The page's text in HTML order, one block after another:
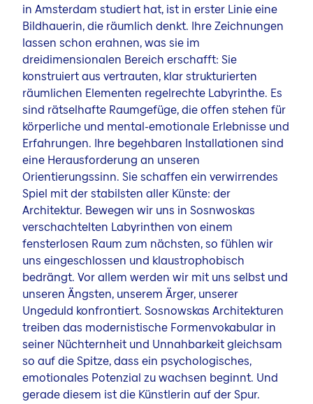
in Amsterdam studiert hat, ist in erster Linie eine
Bildhauerin, die räumlich denkt. Ihre Zeichnungen
lassen schon erahnen, was sie im
dreidimensionalen Bereich erschafft: Sie
konstruiert aus vertrauten, klar strukturierten
räumlichen Elementen regelrechte Labyrinthe. Es
sind rätselhafte Raumgefüge, die offen stehen für
körperliche und mental-emotionale Erlebnisse und
Erfahrungen. Ihre begehbaren Installationen sind
eine Herausforderung an unseren
Orientierungssinn. Sie schaffen ein verwirrendes
Spiel mit der stabilsten aller Künste: der
Architektur. Bewegen wir uns in Sosnwoskas
verschachtelten Labyrinthen von einem
fensterlosen Raum zum nächsten, so fühlen wir
uns eingeschlossen und klaustrophobisch
bedrängt. Vor allem werden wir mit uns selbst und
unseren Ängsten, unserem Ärger, unserer
Ungeduld konfrontiert. Sosnowskas Architekturen
treiben das modernistische Formenvokabular in
seiner Nüchternheit und Unnahbarkeit gleichsam
so auf die Spitze, dass ein psychologisches,
emotionales Potenzial zu wachsen beginnt. Und
gerade diesem ist die Künstlerin auf der Spur.